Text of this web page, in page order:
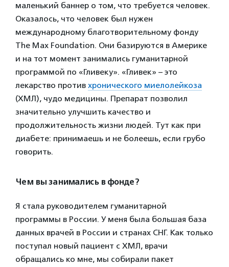
маленький баннер о том, что требуется человек.
Оказалось, что человек был нужен
международному благотворительному фонду
The Max Foundation. Они базируются в Америке
и на тот момент занимались гуманитарной
программой по «Гливеку». «Гливек» – это
лекарство против хронического миелолейкоза
(ХМЛ), чудо медицины. Препарат позволил
значительно улучшить качество и
продолжительность жизни людей. Тут как при
диабете: принимаешь и не болеешь, если грубо
говорить.
Чем вы занимались в фонде?
Я стала руководителем гуманитарной
программы в России. У меня была большая база
данных врачей в России и странах СНГ. Как только
поступал новый пациент с ХМЛ, врачи
обращались ко мне, мы собирали пакет